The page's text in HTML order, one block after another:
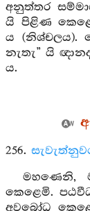
අනුත්තර
යි පිළිණ
ය (නිශ්චලය).
නැතැ” යි
ය.
256.
මහණෙනි,
කෙළෙමි.
අවබෝධ